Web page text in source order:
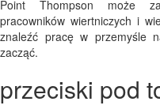
Point Thompson może
pracowników wiertniczych i
znaleźć pracę w przemyśle
zacząć.
przeciski pod